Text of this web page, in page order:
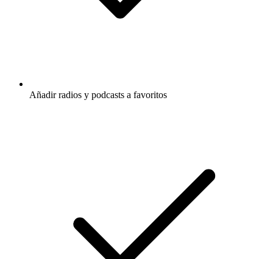
Añadir radios y podcasts a favoritos